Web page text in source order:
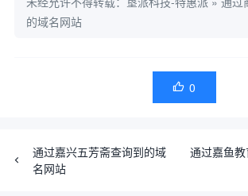
的域名网站
 0
通过嘉兴五芳斋查询到的域
名网站
通过嘉鱼